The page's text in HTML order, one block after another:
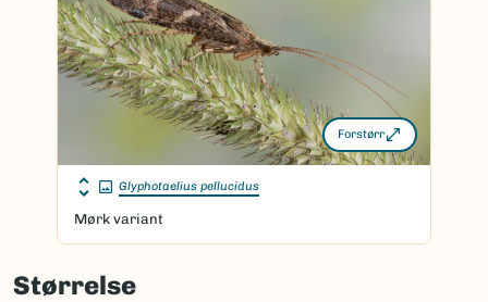
Forstørr
Glyphotaelius pellucidus
Mørk variant
Størrelse